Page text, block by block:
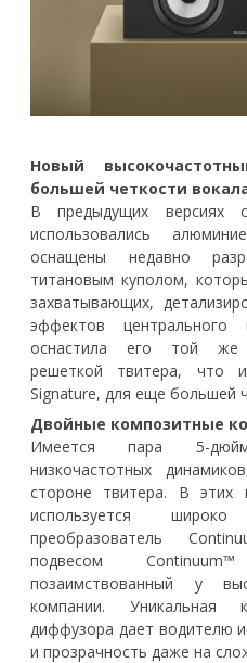
Новый
большей четкости
В предыдущих версиях
использовались
оснащены недавно
титановым куполом,
захватывающих,
эффектов
оснастила его той же
решеткой твитера, что
Signature, для еще большей
Двойные композитные
Имеется пара 5-
низкочастотных
стороне твитера. В этих
используется
преобразователь
подвесом
позаимствованный у
компании. Уникальная
диффузора дает водителю
и прозрачность даже на